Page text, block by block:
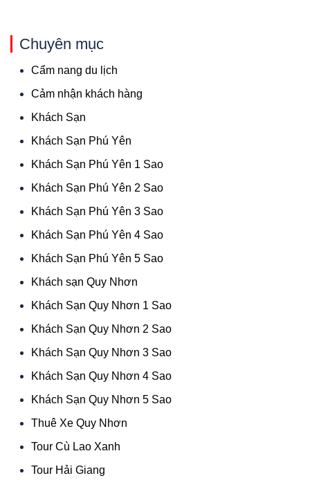
Chuyên mục
Cẩm nang du lịch
Cảm nhận khách hàng
Khách Sạn
Khách Sạn Phú Yên
Khách Sạn Phú Yên 1 Sao
Khách Sạn Phú Yên 2 Sao
Khách Sạn Phú Yên 3 Sao
Khách Sạn Phú Yên 4 Sao
Khách Sạn Phú Yên 5 Sao
Khách sạn Quy Nhơn
Khách Sạn Quy Nhơn 1 Sao
Khách Sạn Quy Nhơn 2 Sao
Khách Sạn Quy Nhơn 3 Sao
Khách Sạn Quy Nhơn 4 Sao
Khách Sạn Quy Nhơn 5 Sao
Thuê Xe Quy Nhơn
Tour Cù Lao Xanh
Tour Hải Giang